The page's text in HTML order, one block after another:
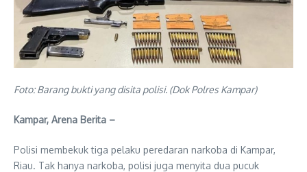
Foto: Barang bukti yang disita polisi. (Dok Polres Kampar)
Kampar, Arena Berita –
Polisi membekuk tiga pelaku peredaran narkoba di Kampar,
Riau. Tak hanya narkoba, polisi juga menyita dua pucuk